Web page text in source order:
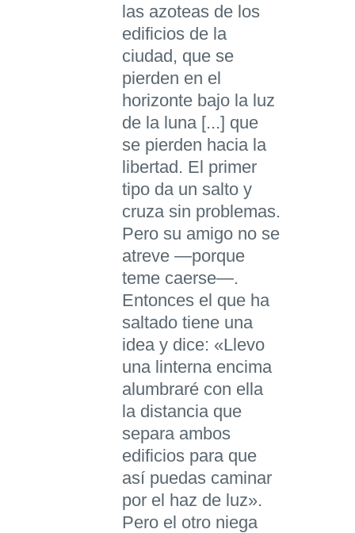
las azoteas de los
edificios de la
ciudad, que se
pierden en el
horizonte bajo la luz
de la luna [...] que
se pierden hacia la
libertad. El primer
tipo da un salto y
cruza sin problemas.
Pero su amigo no se
atreve —porque
teme caerse—.
Entonces el que ha
saltado tiene una
idea y dice: «Llevo
una linterna encima
alumbraré con ella
la distancia que
separa ambos
edificios para que
así puedas caminar
por el haz de luz».
Pero el otro niega